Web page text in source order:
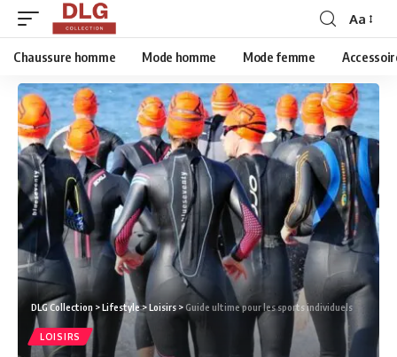
Aa
Chaussure homme Mode homme Mode femme
DLG Collection >Lifestyle>Loisirs >Guide ultime pour les sports individuels
LOISIRS